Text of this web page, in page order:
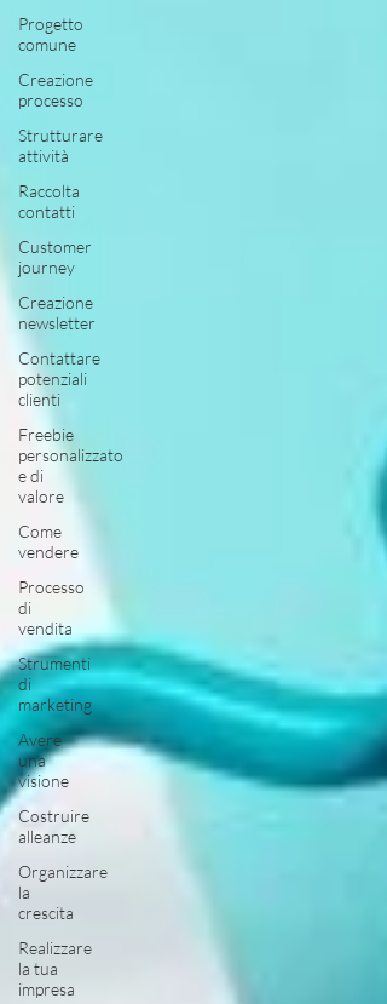
Progetto
comune
Creazione
processo
Strutturare
attività
Raccolta
contatti
Customer
journey
Creazione
newsletter
Contattare
potenziali
clienti
Freebie
personalizzato
e di
valore
Come
vendere
Processo
di
vendita
Strumenti
di
marketing
Avere
una
visione
Costruire
alleanze
Organizzare
la
crescita
Realizzare
la tua
impresa